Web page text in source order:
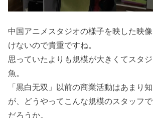
中国アニメスタジオの様子を映した映
けないので貴重ですね。
思っていたよりも規模が大きくてスタ
魚。
「黒白无双」以前の商業活動はあまり
が、どうやってこんな規模のスタッフ
だろうか。